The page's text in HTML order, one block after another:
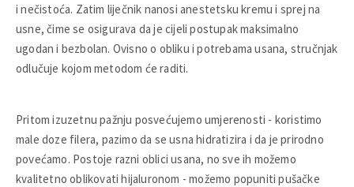
i nečistoća. Zatim liječnik nanosi anestetsku kremu i sprej na
usne, čime se osigurava da je cijeli postupak maksimalno
ugodan i bezbolan. Ovisno o obliku i potrebama usana, stručnjak
odlučuje kojom metodom će raditi.
Pritom izuzetnu pažnju posvećujemo umjerenosti - koristimo
male doze filera, pazimo da se usna hidratizira i da je prirodno
povećamo. Postoje razni oblici usana, no sve ih možemo
kvalitetno oblikovati hijaluronom - možemo popuniti pušačke